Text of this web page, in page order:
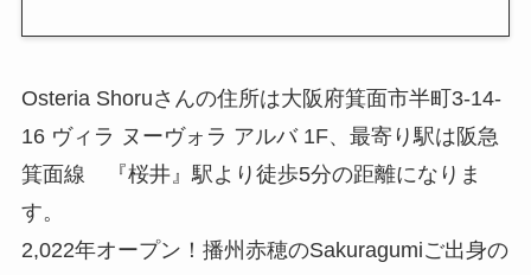
Osteria Shoruさんの住所は大阪府箕面市半町3-14-
16 ヴィラ ヌーヴォラ アルバ 1F、最寄り駅は阪急
箕面線 『桜井』駅より徒歩5分の距離になりま
す。
2,022年オープン！播州赤穂のSakuragumiご出身の